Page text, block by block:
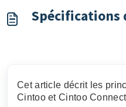
Spécifications
Cet article décrit les
Cintoo et Cintoo